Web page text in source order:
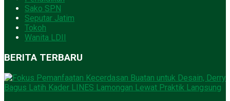
Sako SPN
Seputar Jatim
Tokoh
Wanita LDII
BERITA TERBARU